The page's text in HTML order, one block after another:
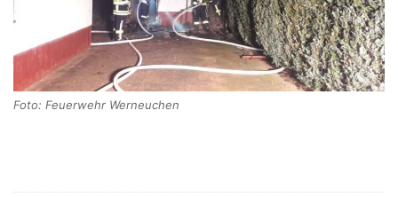
Foto: Feuerwehr Werneuchen